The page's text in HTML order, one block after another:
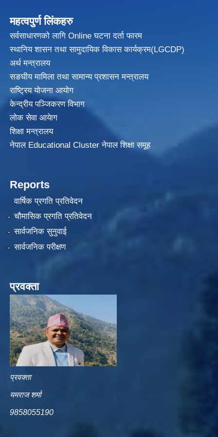
महत्वपुर्ण लिंकहरु
सर्वसाधारणको लागि Online घटना दर्ता फारम
स्थानिय शासन तथा सामुदायिक विकासकार्यक्रम(LGCDP)
अर्थ मन्त्रालय
सङघीय मामिला तथा सामान्य प्रशासन मन्त्रालय
राष्ट्रिय योजना आयोग
केन्द्रीय पञ्जिकरण विभाग
लोक सेवा आयेाग
शिक्षा मन्त्रालय
नेपाल Educational Cluster नेपाल शिक्षा समूह
Reports
वार्षिक प्रगति प्रतिवेदन
चौमासिक प्रगति प्रतिवेदन
सार्वजनिक सुनुवाई
सार्वजनिक परीक्षण
प्रवक्ता
प्रवक्ता
यमराज शर्मा
9858055190